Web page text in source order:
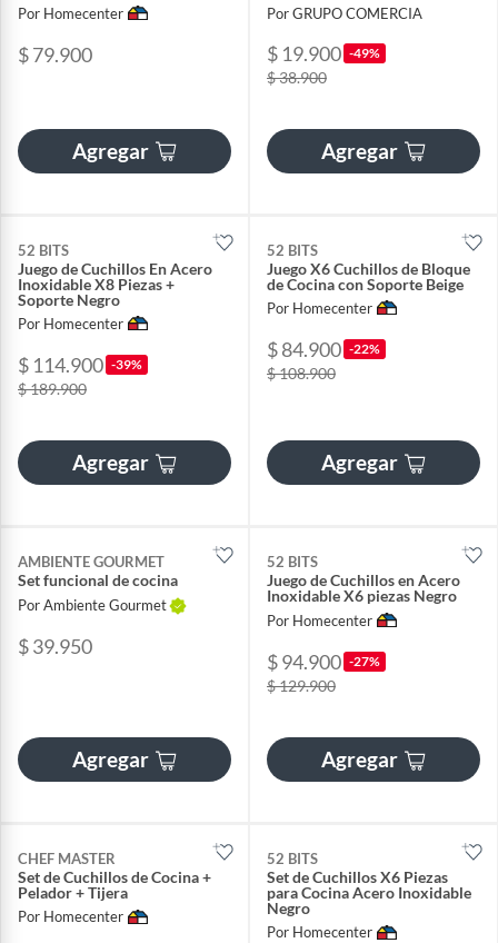
Por Homecenter
$ 79.900
Agregar
Por GRUPO COMERCIA
$ 19.900 -49%
$ 38.900
Agregar
52 BITS
Juego de Cuchillos En Acero
Inoxidable X8 Piezas +
Soporte Negro
Por Homecenter
$ 114.900 -39%
$ 189.900
Agregar
52 BITS
Juego X6 Cuchillos de Bloque
de Cocina con Soporte Beige
Por Homecenter
$ 84.900 -22%
$ 108.900
Agregar
AMBIENTE GOURMET
Set funcional de cocina
Por Ambiente Gourmet
$ 39.950
Agregar
52 BITS
Juego de Cuchillos en Acero
Inoxidable X6 piezas Negro
Por Homecenter
$ 94.900 -27%
$ 129.900
Agregar
CHEF MASTER
Set de Cuchillos de Cocina +
Pelador + Tijera
Por Homecenter
52 BITS
Set de Cuchillos X6 Piezas
para Cocina Acero Inoxidable
Negro
Por Homecenter